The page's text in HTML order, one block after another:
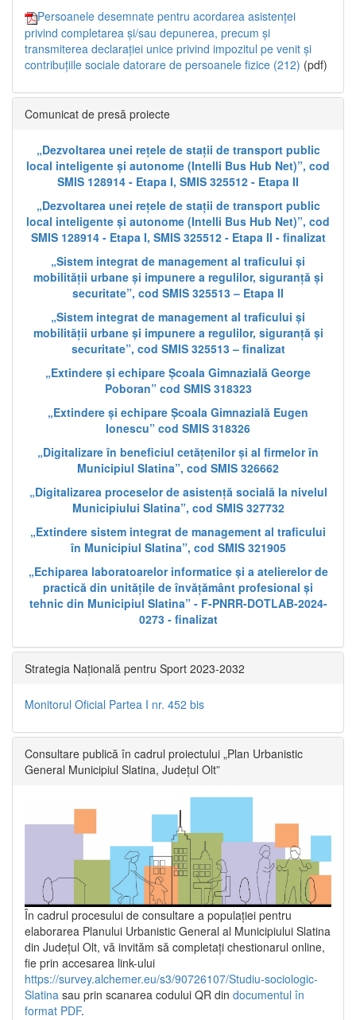
Persoanele desemnate pentru acordarea asistenței
privind completarea și/sau depunerea, precum și
transmiterea declarației unice privind impozitul pe venit și
contribuțiile sociale datorare de persoanele fizice (212) (pdf)
Comunicat de presă proiecte
„Dezvoltarea unei rețele de stații de transport public
local inteligente și autonome (Intelli Bus Hub Net)”, cod
SMIS 128914 - Etapa I, SMIS 325512 - Etapa II
„Dezvoltarea unei rețele de stații de transport public
local inteligente și autonome (Intelli Bus Hub Net)”, cod
SMIS 128914 - Etapa I, SMIS 325512 - Etapa II - finalizat
„Sistem integrat de management al traficului și
mobilității urbane și impunere a regulilor, siguranță și
securitate”, cod SMIS 325513 – Etapa II
„Sistem integrat de management al traficului și
mobilității urbane și impunere a regulilor, siguranță și
securitate”, cod SMIS 325513 – finalizat
„Extindere și echipare Școala Gimnazială George
Poboran” cod SMIS 318323
„Extindere și echipare Școala Gimnazială Eugen
Ionescu” cod SMIS 318326
„Digitalizare în beneficiul cetățenilor și al firmelor în
Municipiul Slatina”, cod SMIS 326662
„Digitalizarea proceselor de asistență socială la nivelul
Municipiului Slatina”, cod SMIS 327732
„Extindere sistem integrat de management al traficului
în Municipiul Slatina”, cod SMIS 321905
„Echiparea laboratoarelor informatice și a atelierelor de
practică din unitățile de învățământ profesional și
tehnic din Municipiul Slatina” - F-PNRR-DOTLAB-2024-
0273 - finalizat
Strategia Națională pentru Sport 2023-2032
Monitorul Oficial Partea I nr. 452 bis
Consultare publică în cadrul proiectului „Plan Urbanistic
General Municipiul Slatina, Județul Olt”
În cadrul procesului de consultare a populaţiei pentru
elaborarea Planului Urbanistic General al Municipiului Slatina
din Județul Olt, vă invităm să completați chestionarul online,
fie prin accesarea link-ului
https://survey.alchemer.eu/s3/90726107/Studiu-sociologic-
Slatina sau prin scanarea codului QR din documentul în
format PDF.